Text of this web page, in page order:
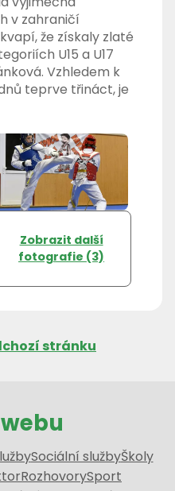
v zahraničí
že získaly zlaté
U15 a U17
Vzhledem k
teprve třináct, je
Zobrazit další
fotografie (3)
stránku
Sociální službyŠkoly
RozhovorySport